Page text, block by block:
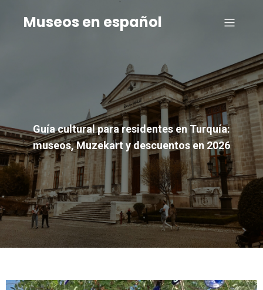
Museos en español
Guía cultural para residentes en Turquía:
museos, Muzekart y descuentos en 2026